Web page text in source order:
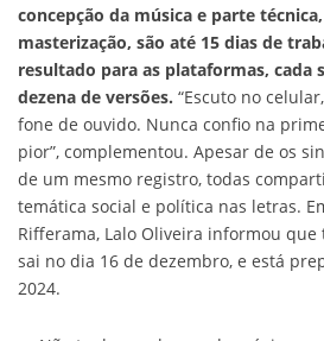
concepção da música e parte
masterização, são até 15 dias de
resultado para as plataformas, cada
dezena de versões. “Escuto no
fone de ouvido. Nunca confio na
pior”, complementou. Apesar de os
de um mesmo registro, todas
temática social e política nas letras.
Rifferama, Lalo Oliveira informou que
sai no dia 16 de dezembro, e está
2024.